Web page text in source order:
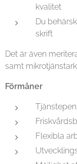
kvalitet
Du
skrift
Det är även
samt
Förmåner
Flexibla